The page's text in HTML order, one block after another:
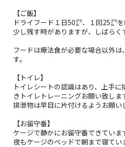
【ご飯】
ドライフード１日50㌘、１回25㌘を
少し残す時がありますが、しばらく
フードは療法食が必要な場合以外
す。
【トイレ】
トイレシートの認識はあり、上手
きトイレトレーニングお願い致しま
排泄物は早目に片付けるようお願い
【お留守番】
ケージで静かにお留守番できていま
夜もケージのベッドで朝まで寝てい